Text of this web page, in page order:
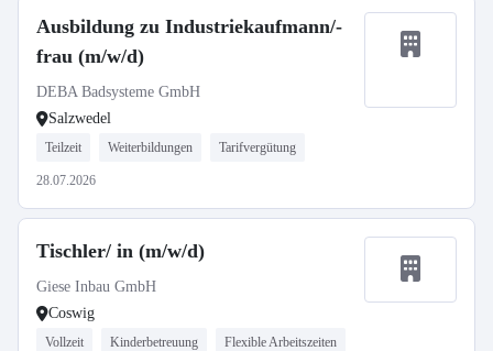
Ausbildung zu Industriekaufmann/-
frau (m/w/d)
DEBA Badsysteme GmbH
Salzwedel
Teilzeit Weiterbildungen Tarifvergütung
28.07.2026
Tischler/ in (m/w/d)
Giese Inbau GmbH
Coswig
Vollzeit Kinderbetreuung Flexible Arbeitszeiten